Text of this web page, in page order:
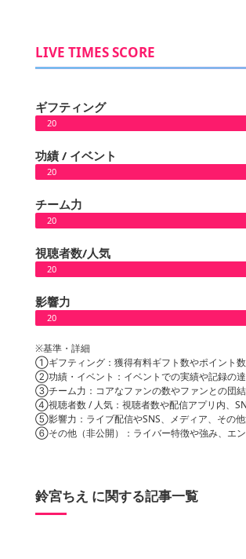
LIVE TIMES SCORE
ギフティング
20
功績 / イベント
20
チーム力
20
視聴者数/人気
20
影響力
20
※基準・詳細
①ギフティング：獲得有料ギフト数やポイント
②功績・イベント：イベントでの実績や記録の
③チーム力：コアなファンの数やファンとの団
④視聴者数 / 人気：視聴者数や配信アプリ内、
⑤影響力：ライブ配信やSNS、メディア、その
⑥その他（非公開）：ライバー特徴や強み、エ
鈴宮ちえ に関する記事一覧